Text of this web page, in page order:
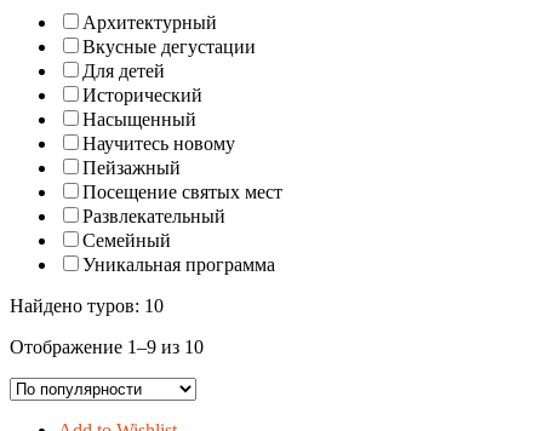
Архитектурный
Вкусные дегустации
Для детей
Исторический
Насыщенный
Научитесь новому
Пейзажный
Посещение святых мест
Развлекательный
Семейный
Уникальная программа
Найдено туров: 10
Отображение 1–9 из 10Сортировка: